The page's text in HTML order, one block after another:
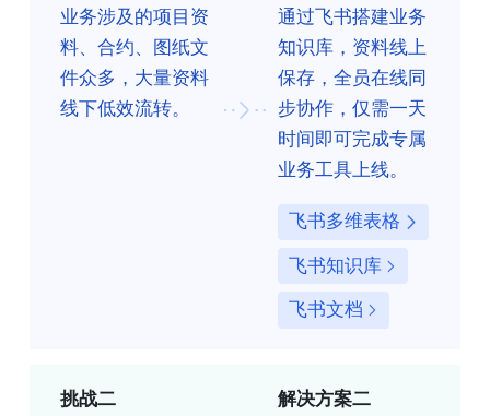
业务涉及的项目资
料、合约、图纸文
件众多，大量资料
线下低效流转。
通过飞书搭建业务
知识库，资料线上
保存，全员在线同
步协作，仅需一天
时间即可完成专属
业务工具上线。
飞书多维表格
飞书知识库
飞书文档
挑战二 解决方案二